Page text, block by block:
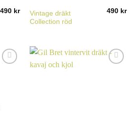
490 kr
Vintage dräkt
Collection röd
490 kr